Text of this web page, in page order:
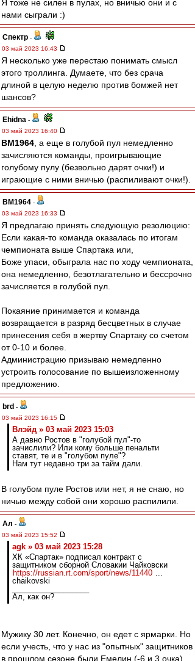
Я тоже не силен в пулах, но вничью они и с
нами сыграли :)
Спектр -
03 май 2023 16:43
Я несколько уже перестаю понимать смысл
этого троллинга. Думаете, что без срача
длиной в целую неделю против бомжей нет
шансов?
Ehidna -
03 май 2023 16:40
BM1964 , а еще в голубой пул немедленно
зачисляются команды, проигрывающие
голубому пулу (безвольно дарят очки!) и
играющие с ними вничью (распиливают очки!).
BM1964 -
03 май 2023 16:33
Я предлагаю принять следующую резолюцию:
Если какая-то команда оказалась по итогам
чемпионата выше Спартака или,
Боже упаси, обыграла нас по ходу чемпионата,
она немедленно, безотлагательно и бессрочно
зачисляется в голубой пул.
Покаяние принимается и команда
возвращается в разряд бесцветных в случае
принесения себя в жертву Спартаку со счетом
от 0-10 и более.
Администрацию призываю немедленно
устроить голосование по вышеизложенному
предложению.
brd -
03 май 2023 16:15
Влэйд » 03 май 2023 15:03
А давно Ростов в "голубой пул"-то
зачислили? Или кому больше пенальти
ставят, те и в "голубом пуле"?
Нам тут недавно три за тайм дали.
В голубом пуле Ростов или нет, я не снаю, но
ничью между собой они хорошо распилили.
Ал -
03 май 2023 15:52
agk » 03 май 2023 15:28
ХК «Спартак» подписал контракт с
защитником сборной Словакии Чайковски
https://russian.rt.com/sport/news/11440 ...
chaikovski
Ал, как он?
Мужику 30 лет. Конечно, он едет с ярмарки. Но
если учесть, что у нас из "опытных" защитников
в прошлом сезоне были Емелин (-6 и 3 очка),